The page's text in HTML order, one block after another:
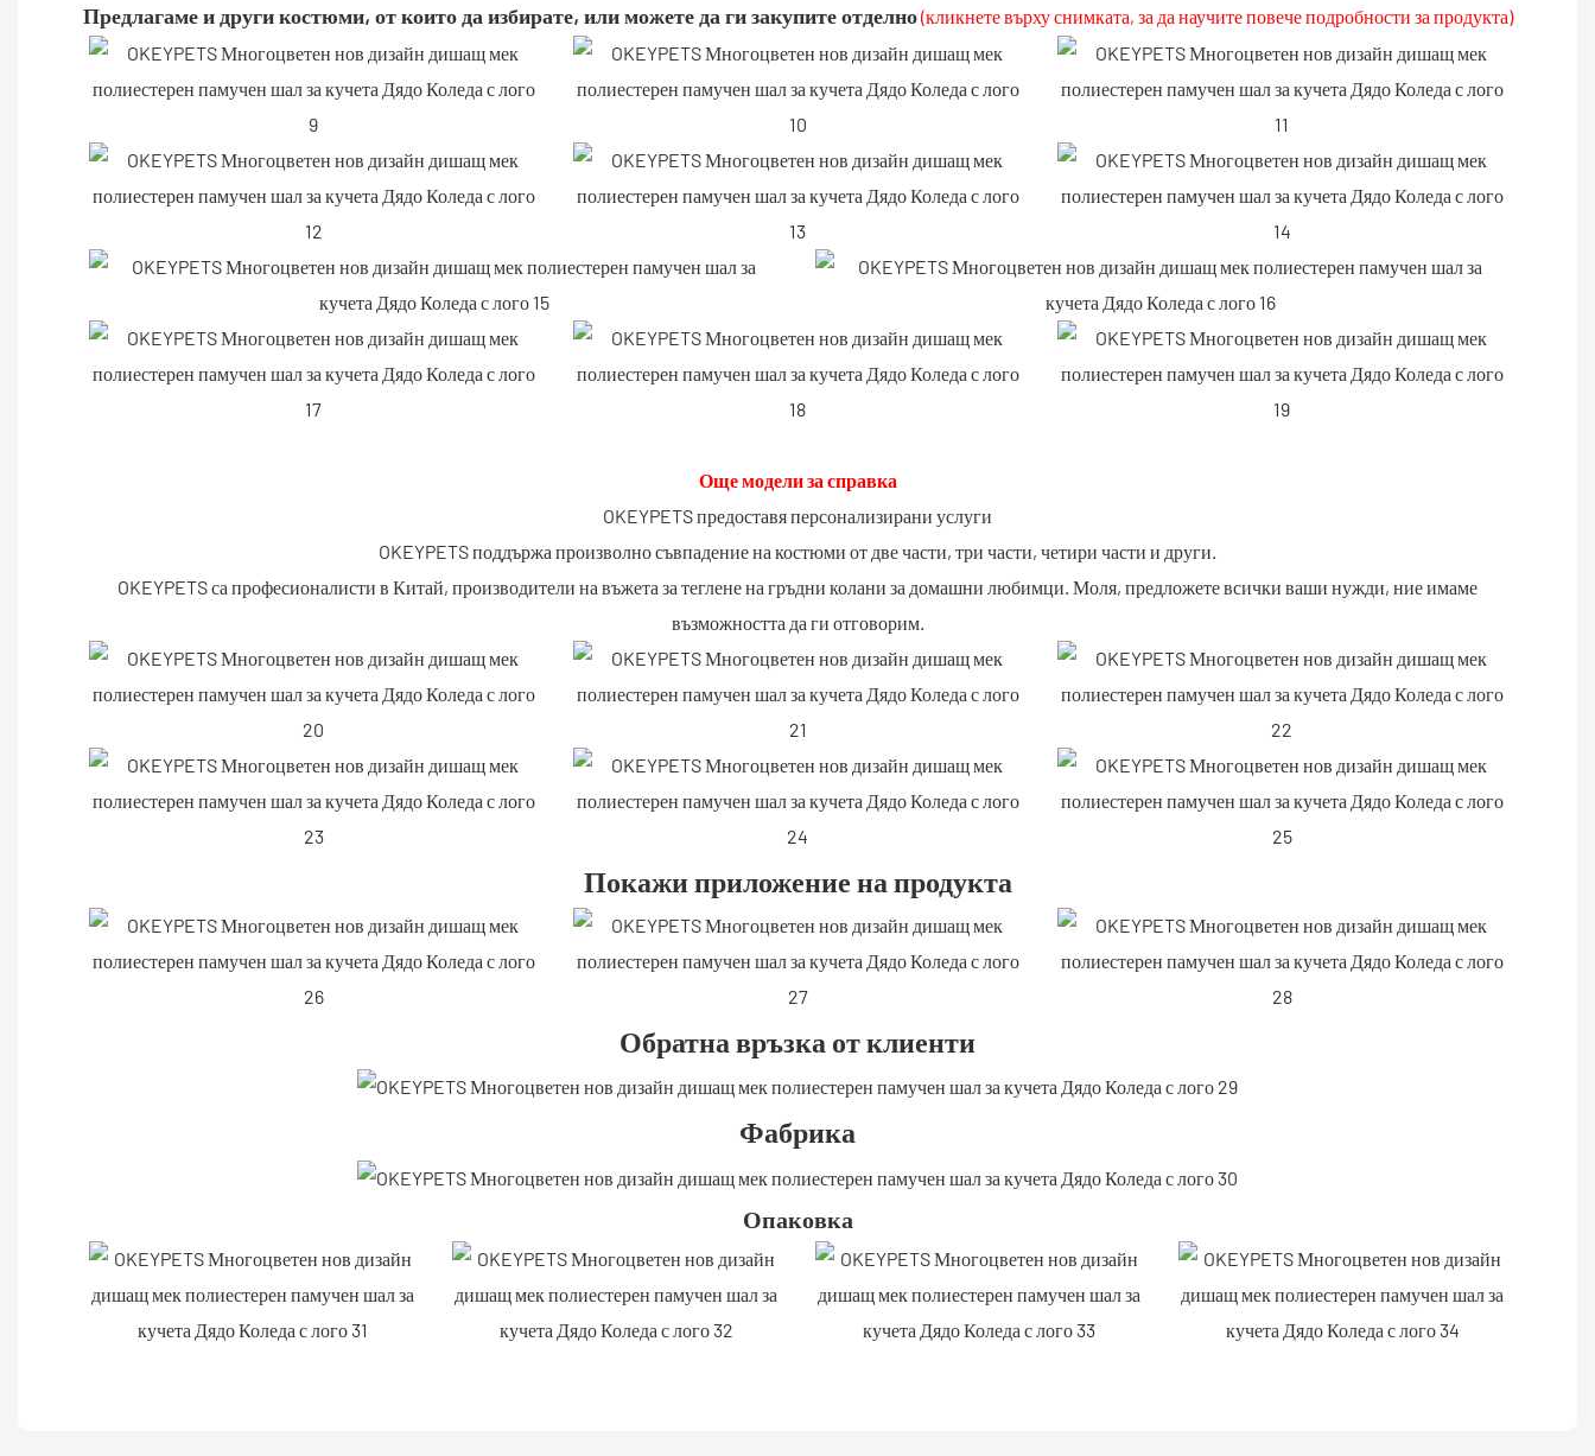
Предлагаме и други костюми, от които да избирате, или можете да ги закупите отделно(кликнете върху снимката, за да научите повече подробности за продукта)
Още модели за справка
OKEYPETS предоставя персонализирани услуги
OKEYPETS поддържа произволно съвпадение на костюми от две части, три части, четири части и други.
OKEYPETS са професионалисти в Китай, производители на въжета за теглене на гръдни колани за домашни любимци. Моля, предложете всички ваши нужди, ние имаме
възможността да ги отговорим.
Покажи приложение на продукта
Обратна връзка от клиенти
Фабрика
Опаковка